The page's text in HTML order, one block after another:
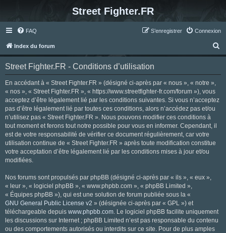
Street Fighter.FR
FAQ Connexion
S’enregistrer
Index du forum
e
Street Fighter.FR - Conditions d’utilisation
En accédant à « Street Fighter.FR » (désigné ci-après par « nous », « notre »,
« nos », « Street Fighter.FR », « https://www.streetfighter-fr.com/forum »), vous
acceptez d’être légalement lié par les conditions suivantes. Si vous n’acceptez
pas d’être légalement lié par toutes ces conditions, alors n’accédez pas et/ou
n’utilisez pas « Street Fighter.FR ». Nous pouvons modifier ces conditions à
tout moment et ferons tout notre possible pour vous en informer. Cependant, il
est de votre responsabilité de vérifier ce document régulièrement, car votre
utilisation continue de « Street Fighter.FR » après toute modification constitue
votre acceptation d’être légalement lié par les conditions mises à jour et/ou
modifiées.
Nos forums sont propulsés par phpBB (désigné ci-après par « ils », « eux »,
« leur », « logiciel phpBB », « www.phpbb.com », « phpBB Limited »,
« Équipes phpBB »), qui est une solution de forum publiée sous la «
GNU General Public License v2 » (désignée ci-après par « GPL ») et
téléchargeable depuis www.phpbb.com. Le logiciel phpBB facilite uniquement
les discussions sur Internet ; phpBB Limited n’est pas responsable du contenu
ou des comportements autorisés ou interdits sur ce site. Pour de plus amples